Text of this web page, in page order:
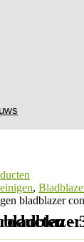
,
bladblazer
V